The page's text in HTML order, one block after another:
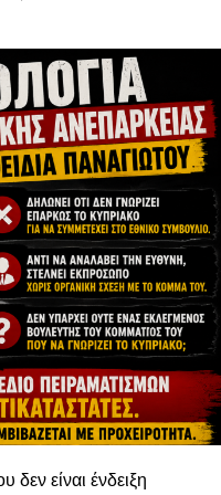
συνδέθηκε κυρίως με
συμβίωσης
Οι άνθρωποι που τη
ευγενική,
επιδίωξε ποτέ τα φώτα
σιωπηλά και
την ειρήνη και την
είναι ένδειξη